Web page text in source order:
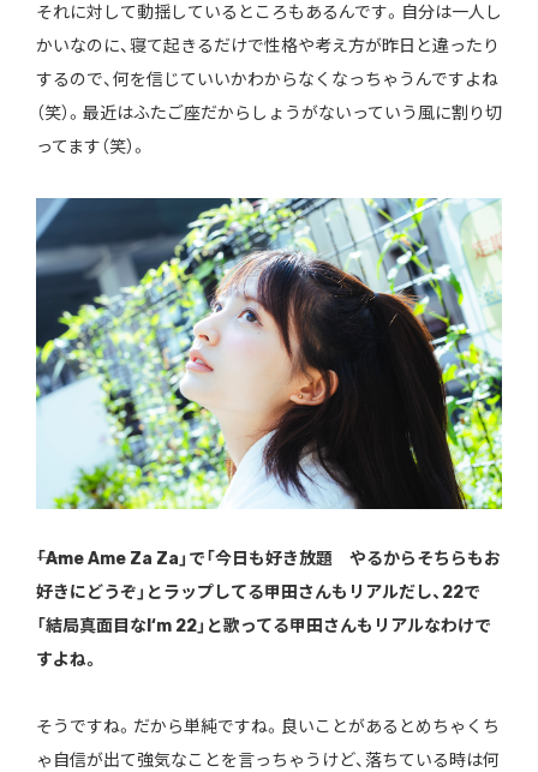
それに対して動揺しているところもあるんです。自分は一人し
かいなのに、寝て起きるだけで性格や考え方が昨日と違ったり
するので、何を信じていいかわからなくなっちゃうんですよね
（笑）。最近はふたご座だからしょうがないっていう風に割り切
ってます（笑）。
――「Ame Ame Za Za」で「今日も好き放題 やるからそちらもお
好きにどうぞ」とラップしてる甲田さんもリアルだし、22で
「結局真面目なI‘m 22」と歌ってる甲田さんもリアルなわけで
すよね。
そうですね。だから単純ですね。良いことがあるとめちゃくち
ゃ自信が出て強気なことを言っちゃうけど、落ちている時は何